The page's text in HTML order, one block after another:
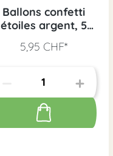
Ballons confetti
étoiles argent, 5
5,95 CHF*